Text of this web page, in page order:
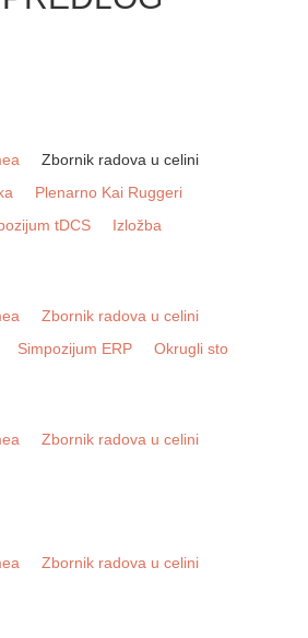
Zbornik radova u celini
Plenarno Kai Ruggeri
tDCS Izložba
Zbornik radova u celini
Simpozijum ERP Okrugli sto
Zbornik radova u celini
Zbornik radova u celini